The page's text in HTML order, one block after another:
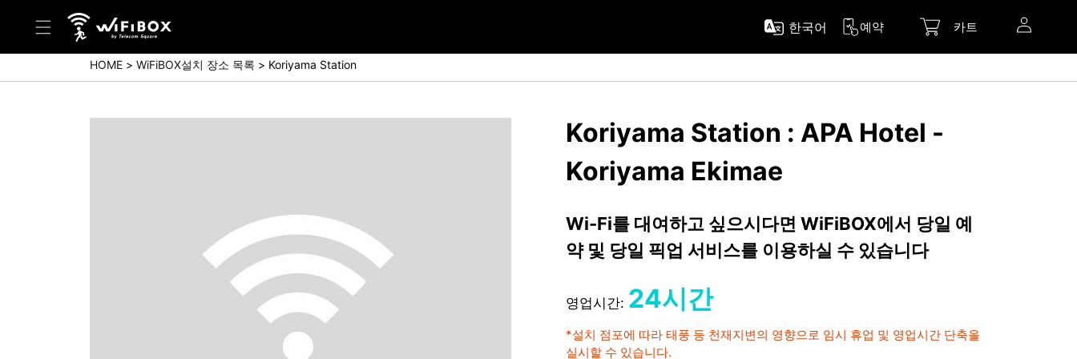
도움말/문의
고객 센터 (Japanese)
한국어 예약 카트
HOME WiFiBOX설치 장소 목록 Koriyama Station
Koriyama Station : APA Hotel -
Koriyama Ekimae
Wi-Fi를 대여하고 싶으시다면 WiFiBOX에서 당일 예
약 및 당일 픽업 서비스를 이용하실 수 있습니다
영업시간: 24시간
*설치 점포에 따라 태풍 등 천재지변의 영향으로 임시 휴업 및 영업시간 단축을
실시할 수 있습니다.